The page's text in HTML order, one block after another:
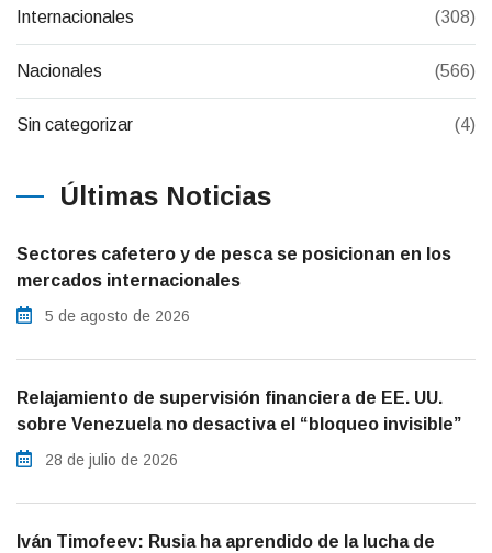
Internacionales (308)
Nacionales (566)
Sin categorizar (4)
Últimas Noticias
Sectores cafetero y de pesca se posicionan en los
mercados internacionales
5 de agosto de 2026
Relajamiento de supervisión financiera de EE. UU.
sobre Venezuela no desactiva el “bloqueo invisible”
28 de julio de 2026
Iván Timofeev: Rusia ha aprendido de la lucha de